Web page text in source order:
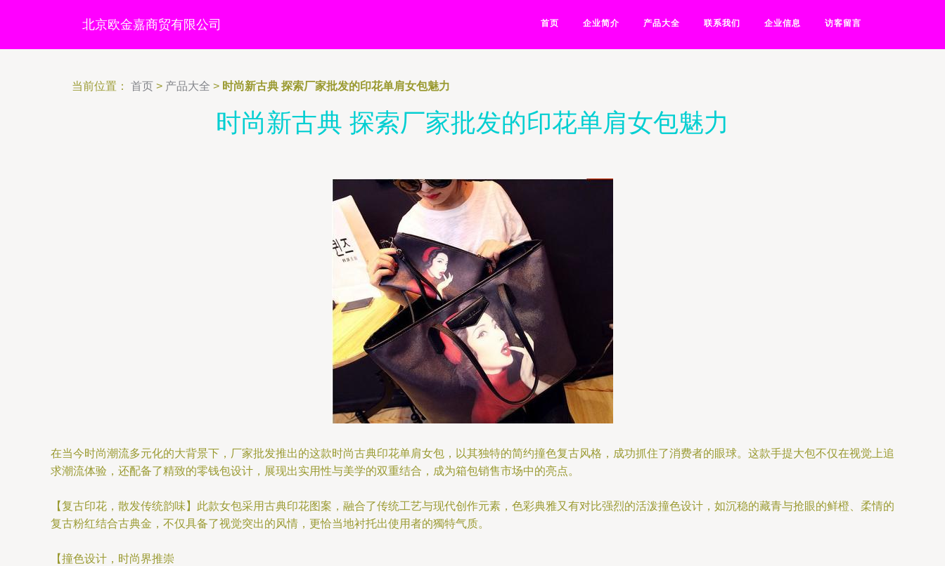
北京欧金嘉商贸有限公司 首页 企业简介 产品大全 联系我们 企业信息 访客留言
当前位置： 首页 > 产品大全 > 时尚新古典 探索厂家批发的印花单肩女包魅力
时尚新古典 探索厂家批发的印花单肩女包魅力
在当今时尚潮流多元化的大背景下，厂家批发推出的这款时尚古典印花单肩女包，以其独特的简约撞色复古风格，成功抓住了消费者的眼球。这款手提大包不仅在视觉上追
求潮流体验，还配备了精致的零钱包设计，展现出实用性与美学的双重结合，成为箱包销售市场中的亮点。
【复古印花，散发传统韵味】此款女包采用古典印花图案，融合了传统工艺与现代创作元素，色彩典雅又有对比强烈的活泼撞色设计，如沉稳的藏青与抢眼的鲜橙、柔情的
复古粉红结合古典金，不仅具备了视觉突出的风情，更恰当地衬托出使用者的獨特气质。
【撞色设计，时尚界推崇